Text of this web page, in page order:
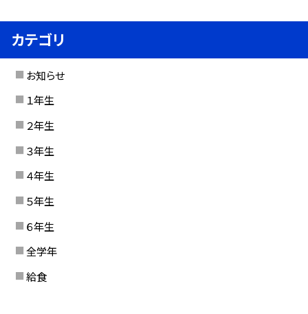
カテゴリ
お知らせ
１年生
２年生
３年生
４年生
５年生
６年生
全学年
給食